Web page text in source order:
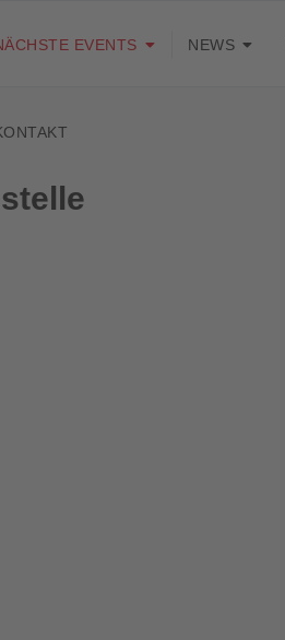
EVENTS NEWS